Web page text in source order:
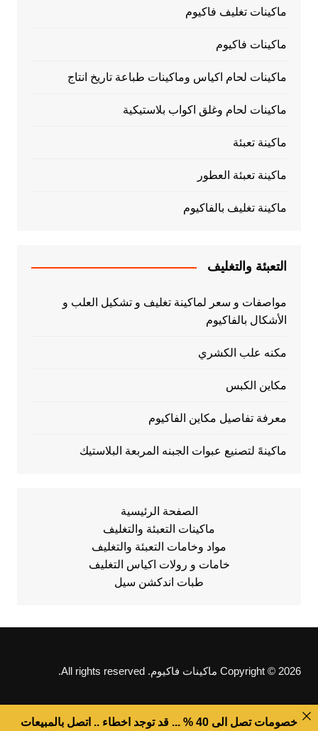
ماكينات تغليف فاكيوم
ماكينات فاكيوم
ماكينات لحام اكياس وماكينات طباعة تاريخ انتاج
ماكينات لحام وغلق اكواب بلاستيكية
ماكينة تعبئة
ماكينة تعبئة العطور
ماكينة تغليف بالفاكيوم
التعبئة والتغليف
مواصفات و سعر لماكينة تغليف و تشكيل العلب و
الأشكال بالفاكيوم
مكنه علب الكشري
مكاين الكبس
معرفة تفاصيل مكاين الفاكيوم
ماكينهً لتصنيع عبوات الجبنه المربعة البلاستيك
الصفحة الرئيسية
ماكينات التعبئة والتغليف
مواد وخامات التعبئة والتغليف
خامات و رولات اكياس التغليف
طبات اندكشن سيل
Copyright © 2026 ماكينات فاكيوم. All rights reserved.
خصومات تصل الى 40 % ... قد توجد اخطاء .. اتصل بالمبيعات